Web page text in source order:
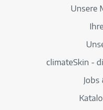
Unsere
climateSkin -
Jobs